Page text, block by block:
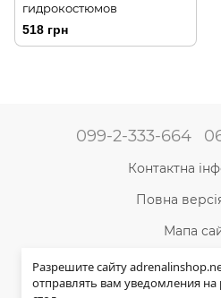
Разрешите сайту
отправлять вам уведомления
гидрокостюмов
518 грн
099-2-333-664
Контактна
Повна
Мапа
©2004-2024 Адреналін –
спорядження та товарів для